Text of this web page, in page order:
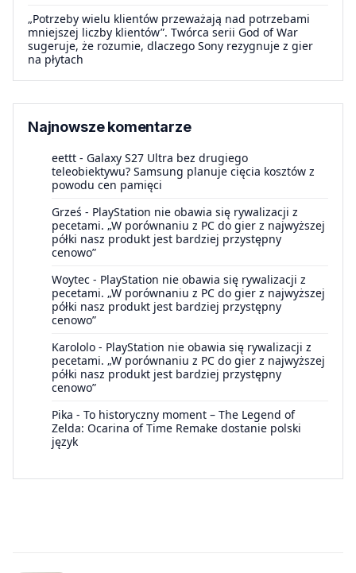
„Potrzeby wielu klientów przeważają nad potrzebami
mniejszej liczby klientów”. Twórca serii God of War
sugeruje, że rozumie, dlaczego Sony rezygnuje z gier
na płytach
Najnowsze komentarze
eettt - Galaxy S27 Ultra bez drugiego
teleobiektywu? Samsung planuje cięcia kosztów z
powodu cen pamięci
Grześ - PlayStation nie obawia się rywalizacji z
pecetami. „W porównaniu z PC do gier z najwyższej
półki nasz produkt jest bardziej przystępny
cenowo”
Woytec - PlayStation nie obawia się rywalizacji z
pecetami. „W porównaniu z PC do gier z najwyższej
półki nasz produkt jest bardziej przystępny
cenowo”
Karololo - PlayStation nie obawia się rywalizacji z
pecetami. „W porównaniu z PC do gier z najwyższej
półki nasz produkt jest bardziej przystępny
cenowo”
Pika - To historyczny moment – The Legend of
Zelda: Ocarina of Time Remake dostanie polski
język